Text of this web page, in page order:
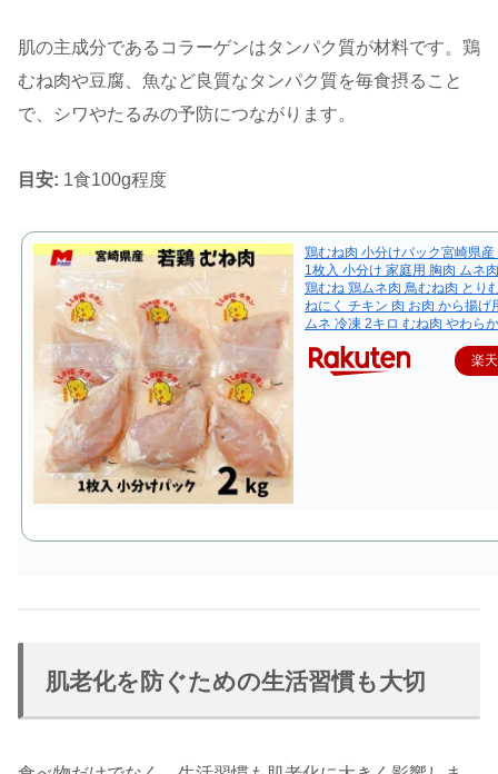
肌の主成分であるコラーゲンはタンパク質が材料です。鶏
むね肉や豆腐、魚など良質なタンパク質を毎食摂ること
で、シワやたるみの予防につながります。
目安: 1食100g程度
鶏むね肉 小分けパック宮崎県
1枚入 小分け 家庭用 胸肉 ムネ
鶏むね 鶏ムネ肉 鳥むね肉 とり
ねにく チキン 肉 お肉 から揚げ
ムネ 冷凍 2キロ むね肉 やわら
楽
肌老化を防ぐための生活習慣も大切